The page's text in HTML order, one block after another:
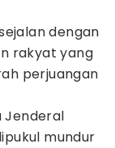
dengan
rakyat yang
perjuangan
Jenderal
mundur